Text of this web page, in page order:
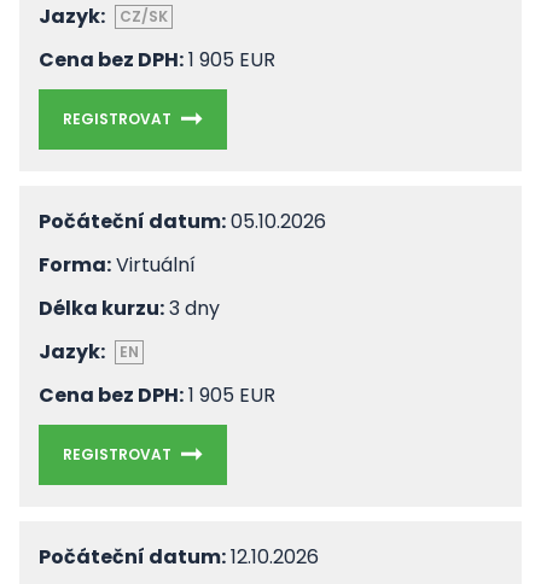
Jazyk:
CZ/SK
Cena bez DPH:1 905 EUR
REGISTROVAT
Počáteční datum:05.10.2026
Forma:Virtuální
Délka kurzu:3 dny
Jazyk:
EN
Cena bez DPH:1 905 EUR
REGISTROVAT
Počáteční datum:12.10.2026